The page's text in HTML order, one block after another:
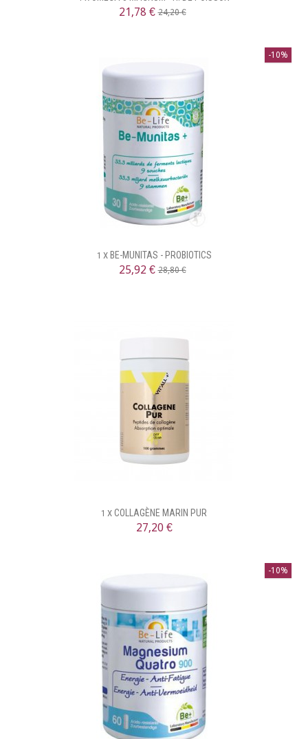
21,78 €24,20 €
-10%
1 X BE-MUNITAS - PROBIOTICS
25,92 €28,80 €
1 X COLLAGÈNE MARIN PUR
27,20 €
-10%